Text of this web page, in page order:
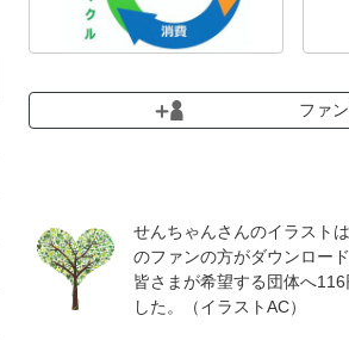
ファ
せんちゃんさんのイラスト
のファンの方がダウンロー
皆さまが希望する団体へ
した。（イラストAC）